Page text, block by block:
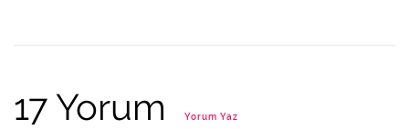
17 Yorum Yorum Yaz